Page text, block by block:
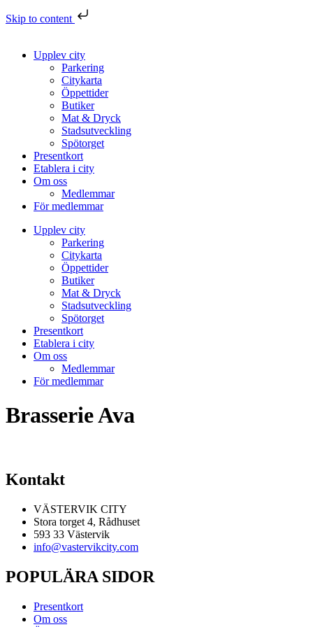
Skip to content
Upplev city
Parkering
Citykarta
Öppettider
Butiker
Mat & Dryck
Stadsutveckling
Spötorget
Presentkort
Etablera i city
Om oss
Medlemmar
För medlemmar
Upplev city
Parkering
Citykarta
Öppettider
Butiker
Mat & Dryck
Stadsutveckling
Spötorget
Presentkort
Etablera i city
Om oss
Medlemmar
För medlemmar
Brasserie Ava
Kontakt
VÄSTERVIK CITY
Stora torget 4, Rådhuset
593 33 Västervik
info@vastervikcity.com
POPULÄRA SIDOR
Presentkort
Om oss